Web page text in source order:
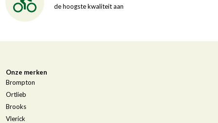
de hoogste kwaliteit aan
Onze merken
Brompton
Ortlieb
Brooks
Vlerick